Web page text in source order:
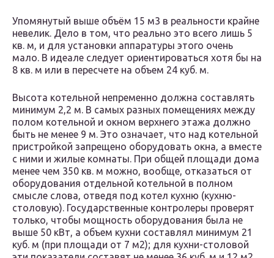
Упомянутый выше объём 15 м3 в реальности крайне
невелик. Дело в том, что реально это всего лишь 5
кв. м, и для установки аппаратуры этого очень
мало. В идеале следует ориентироваться хотя бы на
8 кв. м или в пересчете на объем 24 куб. м.
Высота котельной непременно должна составлять
минимум 2,2 м. В самых разных помещениях между
полом котельной и окном верхнего этажа должно
быть не менее 9 м. Это означает, что над котельной
пристройкой запрещено оборудовать окна, а вместе
с ними и жилые комнаты. При общей площади дома
менее чем 350 кв. м можно, вообще, отказаться от
оборудования отдельной котельной в полном
смысле слова, отведя под котел кухню (кухню-
столовую). Государственные контролеры проверят
только, чтобы мощность оборудования была не
выше 50 кВт, а объем кухни составлял минимум 21
куб. м (при площади от 7 м2); для кухни-столовой